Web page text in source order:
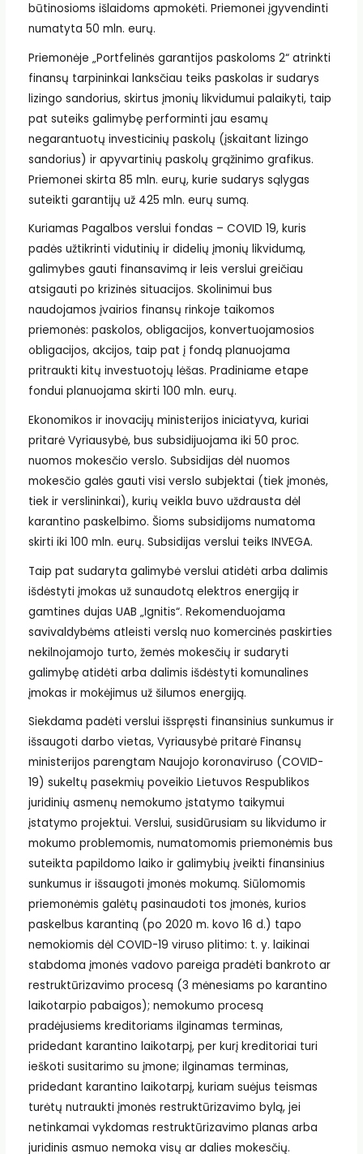
būtinosioms išlaidoms apmokėti. Priemonei įgyvendinti
numatyta 50 mln. eurų.
Priemonėje „Portfelinės garantijos paskoloms 2“ atrinkti
finansų tarpininkai lanksčiau teiks paskolas ir sudarys
lizingo sandorius, skirtus įmonių likvidumui palaikyti, taip
pat suteiks galimybę performinti jau esamų
negarantuotų investicinių paskolų (įskaitant lizingo
sandorius) ir apyvartinių paskolų grąžinimo grafikus.
Priemonei skirta 85 mln. eurų, kurie sudarys sąlygas
suteikti garantijų už 425 mln. eurų sumą.
Kuriamas Pagalbos verslui fondas – COVID 19, kuris
padės užtikrinti vidutinių ir didelių įmonių likvidumą,
galimybes gauti finansavimą ir leis verslui greičiau
atsigauti po krizinės situacijos. Skolinimui bus
naudojamos įvairios finansų rinkoje taikomos
priemonės: paskolos, obligacijos, konvertuojamosios
obligacijos, akcijos, taip pat į fondą planuojama
pritraukti kitų investuotojų lėšas. Pradiniame etape
fondui planuojama skirti 100 mln. eurų.
Ekonomikos ir inovacijų ministerijos iniciatyva, kuriai
pritarė Vyriausybė, bus subsidijuojama iki 50 proc.
nuomos mokesčio verslo. Subsidijas dėl nuomos
mokesčio galės gauti visi verslo subjektai (tiek įmonės,
tiek ir verslininkai), kurių veikla buvo uždrausta dėl
karantino paskelbimo. Šioms subsidijoms numatoma
skirti iki 100 mln. eurų. Subsidijas verslui teiks INVEGA.
Taip pat sudaryta galimybė verslui atidėti arba dalimis
išdėstyti įmokas už sunaudotą elektros energiją ir
gamtines dujas UAB „Ignitis“. Rekomenduojama
savivaldybėms atleisti verslą nuo komercinės paskirties
nekilnojamojo turto, žemės mokesčių ir sudaryti
galimybę atidėti arba dalimis išdėstyti komunalines
įmokas ir mokėjimus už šilumos energiją.
Siekdama padėti verslui išspręsti finansinius sunkumus ir
išsaugoti darbo vietas, Vyriausybė pritarė Finansų
ministerijos parengtam Naujojo koronaviruso (COVID-
19) sukeltų pasekmių poveikio Lietuvos Respublikos
juridinių asmenų nemokumo įstatymo taikymui
įstatymo projektui. Verslui, susidūrusiam su likvidumo ir
mokumo problemomis, numatomomis priemonėmis bus
suteikta papildomo laiko ir galimybių įveikti finansinius
sunkumus ir išsaugoti įmonės mokumą. Siūlomomis
priemonėmis galėtų pasinaudoti tos įmonės, kurios
paskelbus karantiną (po 2020 m. kovo 16 d.) tapo
nemokiomis dėl COVID-19 viruso plitimo: t. y. laikinai
stabdoma įmonės vadovo pareiga pradėti bankroto ar
restruktūrizavimo procesą (3 mėnesiams po karantino
laikotarpio pabaigos); nemokumo procesą
pradėjusiems kreditoriams ilginamas terminas,
pridedant karantino laikotarpį, per kurį kreditoriai turi
ieškoti susitarimo su įmone; ilginamas terminas,
pridedant karantino laikotarpį, kuriam suėjus teismas
turėtų nutraukti įmonės restruktūrizavimo bylą, jei
netinkamai vykdomas restruktūrizavimo planas arba
juridinis asmuo nemoka visų ar dalies mokesčių.